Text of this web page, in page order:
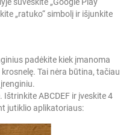
suveskite „Google Play
„ratuko“ simbolį ir išjunkite
padėkite kiek įmanoma
Tai nėra būtina, tačiau
. Ištrinkite ABCDEF ir įveskite 4
jutiklio aplikatoriaus: